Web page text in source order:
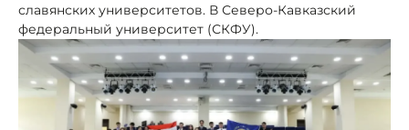
славянских университетов. В Северо-Кавказский
федеральный университет (СКФУ).